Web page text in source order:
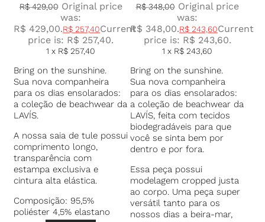
R$429,00 Original price
was:
R$ 429,00.R$ 257,40Current
price is: R$ 257,40.
1 x R$ 257,40
Bring on the sunshine.
Sua nova companheira
para os dias ensolarados:
a coleção de beachwear da
LAVÍS.
A nossa saia de tule possui
comprimento longo,
transparência com
estampa exclusiva e
cintura alta elástica.
Composição: 95,5%
poliéster 4,5% elastano
R$348,00 Original price
was:
R$ 348,00.R$ 243,60Current
price is: R$ 243,60.
1 x R$ 243,60
Bring on the sunshine.
Sua nova companheira
para os dias ensolarados:
a coleção de beachwear da
LAVÍS, feita com tecidos
biodegradáveis para que
você se sinta bem por
dentro e por fora.
Essa peça possui
modelagem cropped justa
ao corpo. Uma peça super
versátil tanto para os
nossos dias a beira-mar,